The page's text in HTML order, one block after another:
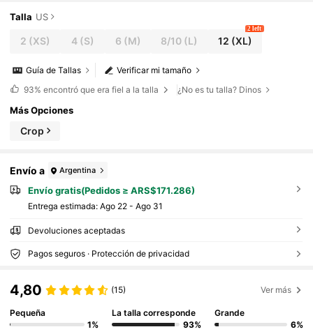
Talla US
2 (XS) 4(S) 6 (M) 8/10 (L) 12 (XL)
2 left
Verificar mi tamaño
Guía de Tallas
93% encontró que era fiel a la talla ¿No es tu talla? Dinos
Más Opciones
Crop
Envío a Argentina
Envío gratis(Pedidos ≥ ARS$171.286)
Entrega estimada: Ago 22 - Ago 31
Devoluciones aceptadas
Pagos seguros · Protección de privacidad
4,80 (15) Ver más
Pequeña
1%
La talla corresponde
93%
Grande
6%